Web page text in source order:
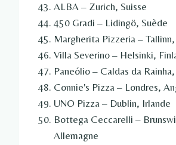
ALBA – Zurich, Suisse
450 Gradi – Lidingö, Suède
Margherita Pizzeria –
Villa Severino – Helsinki,
Paneólio – Caldas da
Connie's Pizza – Londres,
UNO Pizza – Dublin, Irlande
Bottega Ceccarelli –
Allemagne